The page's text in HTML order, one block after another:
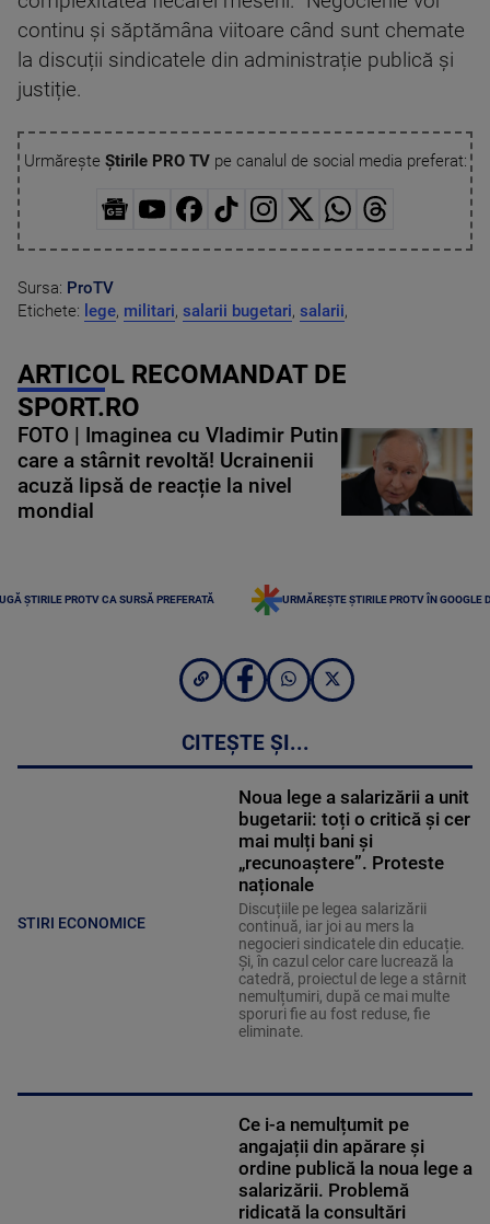
continu și săptămâna viitoare când sunt chemate
la discuții sindicatele din administrație publică și
justiție.
Urmărește Știrile PRO TVpe canalul de social media preferat:
Sursa: ProTV
Etichete: lege, militari, salarii bugetari, salarii,
ARTICOL RECOMANDAT DE
SPORT.RO
FOTO | Imaginea cu Vladimir Putin
care a stârnit revoltă! Ucrainenii
acuză lipsă de reacție la nivel
mondial
ȘTIRILE PROTV CA SURSĂ PREFERATĂ URMĂREȘTE ȘTIRILE PROTV ÎN GOOGLE
CITEȘTE ȘI...
STIRI ECONOMICE
Noua lege a salarizării a unit
bugetarii: toți o critică și cer
mai mulți bani și
„recunoaștere”. Proteste
naționale
Discuțiile pe legea salarizării
continuă, iar joi au mers la
negocieri sindicatele din educație.
Și, în cazul celor care lucrează la
catedră, proiectul de lege a stârnit
nemulțumiri, după ce mai multe
sporuri fie au fost reduse, fie
eliminate.
Ce i-a nemulțumit pe
angajații din apărare și
ordine publică la noua lege a
salarizării. Problemă
ridicată la consultări